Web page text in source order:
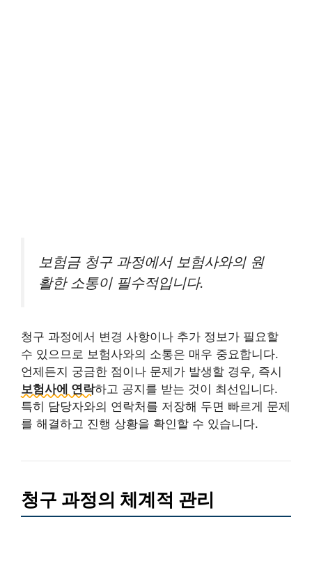
보험금 청구 과정에서 보험사와의 원
활한 소통이 필수적입니다.
청구 과정에서 변경 사항이나 추가 정보가 필요할
수 있으므로 보험사와의 소통은 매우 중요합니다.
언제든지 궁금한 점이나 문제가 발생할 경우, 즉시
보험사에 연락하고 공지를 받는 것이 최선입니다.
특히 담당자와의 연락처를 저장해 두면 빠르게 문제
를 해결하고 진행 상황을 확인할 수 있습니다.
청구 과정의 체계적 관리